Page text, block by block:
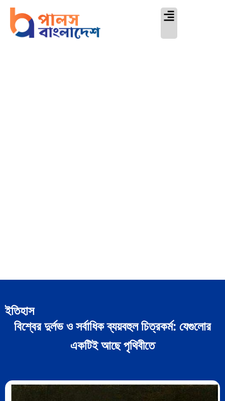
ইতিহাস
বিশ্বের দুর্লভ ও সর্বাধিক ব্যয়বহুল চিত্রকর্ম: যেগুলোর
একটিই আছে পৃথিবীতে